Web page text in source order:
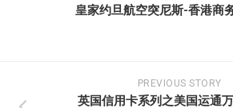
皇家约旦航空突尼斯-香港商
PREVIOUS STORY
英国信用卡系列之美国运通